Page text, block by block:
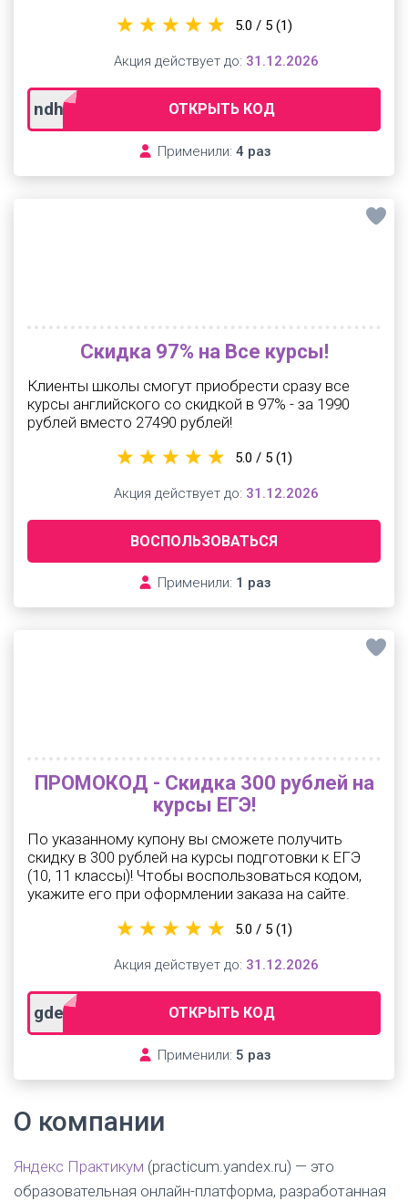
ndhYN ОТКРЫТЬ КОД
Применили: 4 раз
5.0 / 5 (1)
Акция действует до: 31.12.2026
Скидка 97% на Все курсы!
Клиенты школы смогут приобрести сразу все
курсы английского со скидкой в 97% - за 1990
рублей вместо 27490 рублей!
ВОСПОЛЬЗОВАТЬСЯ
Применили: 1 раз
5.0 / 5 (1)
Акция действует до: 31.12.2026
ПРОМОКОД - Скидка 300 рублей на
курсы ЕГЭ!
По указанному купону вы сможете получить
скидку в 300 рублей на курсы подготовки к ЕГЭ
(10, 11 классы)! Чтобы воспользоваться кодом,
укажите его при оформлении заказа на сайте.
gdeslon ОТКРЫТЬ КОД
Применили: 5 раз
5.0 / 5 (1)
Акция действует до: 31.12.2026
О компании
Яндекс Практикум (practicum.yandex.ru) — это
образовательная онлайн-платформа, разработанная